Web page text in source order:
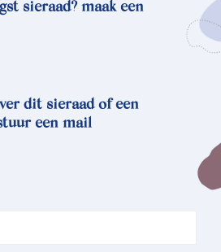
sieraad? maak een
dit sieraad of een
een mail